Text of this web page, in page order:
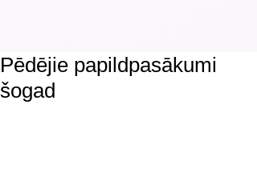
Pēdējie papildpasākumi
šogad